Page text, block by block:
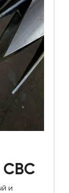
СВС
и